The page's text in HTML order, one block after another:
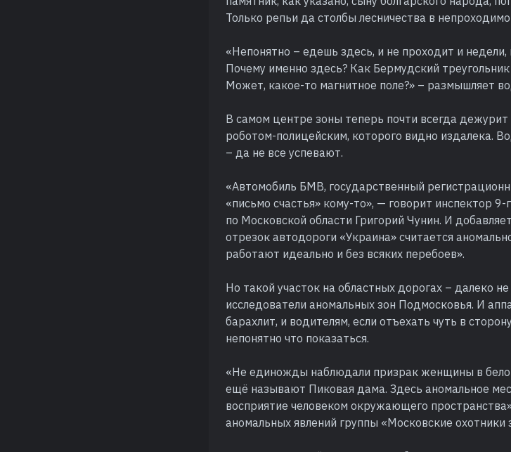
Только репьи да столбы лесничества в
«Непонятно – едешь здесь, и не проходит и
Почему именно здесь? Как Бермудский
Может, какое-то магнитное поле?» – размышляет
В самом центре зоны теперь почти всегда
роботом-полицейским, которого видно издалека.
– да не все успевают.
«Автомобиль БМВ, государственный
«письмо счастья» кому-то», — говорит инспектор
по Московской области Григорий Чунин. И
отрезок автодороги «Украина» считается
работают идеально и без всяких перебоев».
Но такой участок на областных дорогах – далеко
исследователи аномальных зон Подмосковья. И
барахлит, и водителям, если отъехать чуть в
непонятно что показаться.
«Не единожды наблюдали призрак женщины в
ещё называют Пиковая дама. Здесь аномальное
восприятие человеком окружающего
аномальных явлений группы «Московские